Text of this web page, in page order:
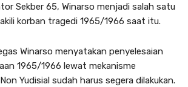
Sekber 65, Winarso menjadi salah satu
korban tragedi 1965/1966 saat itu.
Winarso menyatakan penyelesaian
1965/1966 lewat mekanisme
Yudisial sudah harus segera dilakukan.